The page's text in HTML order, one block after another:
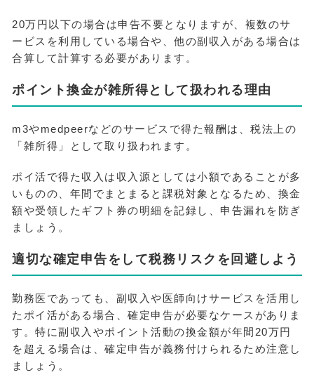
20万円以下の場合は申告不要となりますが、複数のサ
ービスを利用している場合や、他の副収入がある場合は
合算して計算する必要があります。
ポイント換金が雑所得として扱われる理由
m3やmedpeerなどのサービスで得た報酬は、税法上の
「雑所得」として取り扱われます。
ポイ活で得た収入は収入源としては小額であることが多
いものの、年間でまとまると課税対象となるため、換金
額や受領したギフト券の明細を記録し、申告漏れを防ぎ
ましょう。
適切な確定申告をして税務リスクを回避しよう
勤務医であっても、副収入や医師向けサービスを活用し
たポイ活がある場合、確定申告が必要なケースがありま
す。特に副収入やポイント活動の換金額が年間20万円
を超える場合は、確定申告が義務付けられるため注意し
ましょう。